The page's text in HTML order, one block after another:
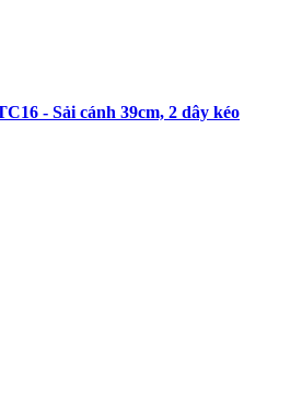
- Sải cánh 39cm, 2 dây kéo